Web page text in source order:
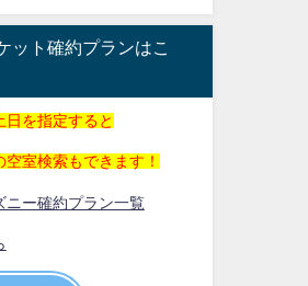
ット確約プランはこ
日を指定すると
空室検索もできます！
ニー確約プラン一覧